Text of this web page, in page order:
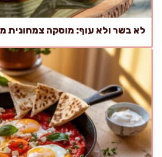
לא בשר ולא עוף: מוסקה צמחונית